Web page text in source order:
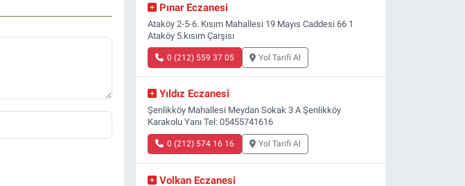
Pınar Eczanesi
Ataköy 2-5-6. Kısım Mahallesi 19 Mayıs Caddesi 66 1
Ataköy 5.kısım Çarşısı
0 (212) 559 37 05 Yol Tarifi Al
Yıldız Eczanesi
Şenlikköy Mahallesi Meydan Sokak 3 A Şenlikköy
Karakolu Yanı Tel: 05455741616
0 (212) 574 16 16 Yol Tarifi Al
Volkan Eczanesi